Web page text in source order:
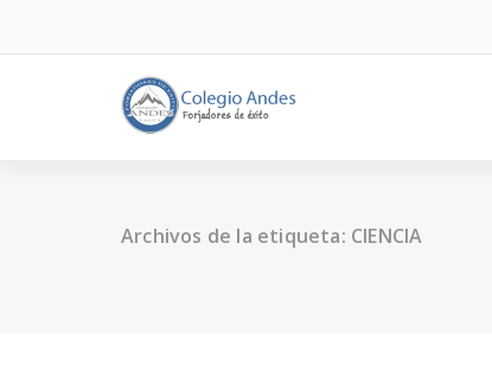
Archivos de la etiqueta: CIENCIA